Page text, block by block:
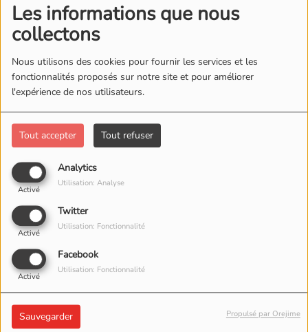
Les informations que nous
collectons
Nous utilisons des cookies pour fournir les services et les
fonctionnalités proposés sur notre site et pour améliorer
l'expérience de nos utilisateurs.
Tout accepter Tout refuser
Analytics
Activé
Utilisation: Analyse
Twitter
Activé
Utilisation: Fonctionnalité
Facebook
Activé
Utilisation: Fonctionnalité
Sauvegarder Propulsé par Orejime
03 AOÛT 2025
ÉCOUTER LE PODCAST
au public, sur le Lac d'Allier à Vichy !
Bonne visite !
Mathieu